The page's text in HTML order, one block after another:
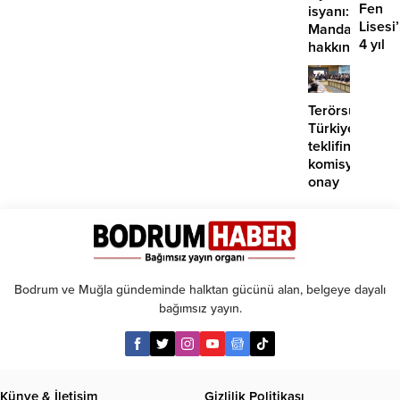
isyanı:
Mandalinci
hakkında
suç
duyurusu
Fen
4 yıl
Terörsüz
Türkiye
teklifine
komisyondan
onay
Bodrum ve Muğla gündeminde halktan gücünü alan, belgeye dayalı
bağımsız yayın.
Künye & İletişim Gizlilik Politikası